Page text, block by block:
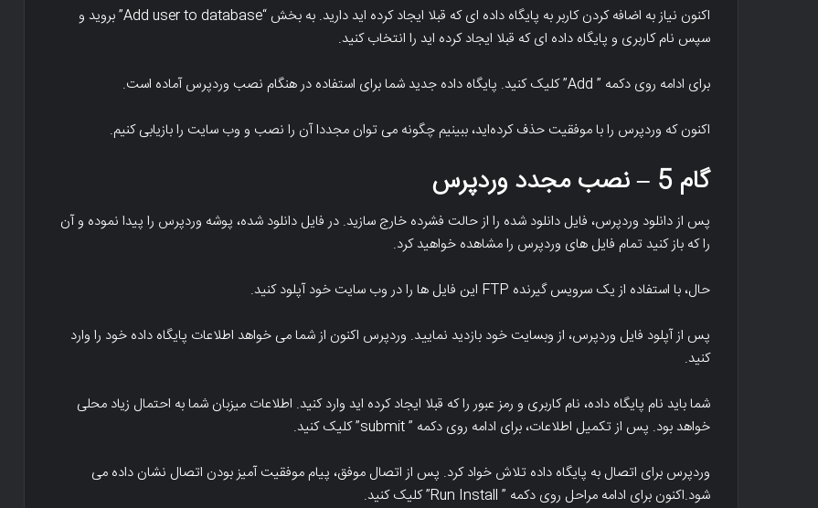
اکنون نیاز به اضافه کردن کاربر به پایگاه داده ای که قبلا ایجاد کرده اید دارید. به بخش “Add user to database” بروید و
سپس نام کاربری و پایگاه داده ای که قبلا ایجاد کرده اید را انتخاب کنید.
برای ادامه روی دکمه ” Add” کلیک کنید. پایگاه داده جدید شما برای استفاده در هنگام نصب وردپرس آماده است.
اکنون که وردپرس را با موفقیت حذف کرده‌اید، ببینیم چگونه می توان مجددا آن را نصب و وب سایت را بازیابی کنیم.
گام 5 – نصب مجدد وردپرس
پس از دانلود وردپرس، فایل دانلود شده را از حالت فشرده خارج سازید. در فایل دانلود شده، پوشه وردپرس را پیدا نموده و آن
را که باز کنید تمام فایل های وردپرس را مشاهده خواهید کرد.
حال، با استفاده از یک سرویس گیرنده FTP این فایل ها را در وب سایت خود آپلود کنید.
پس از آپلود فایل وردپرس، از وبسایت خود بازدید نمایید. وردپرس اکنون از شما می خواهد اطلاعات پایگاه داده خود را وارد
کنید.
شما باید نام پایگاه داده، نام کاربری و رمز عبور را که قبلا ایجاد کرده اید وارد کنید. اطلاعات میزبان شما به احتمال زیاد محلی
خواهد بود. پس از تکمیل اطلاعات، برای ادامه روی دکمه ” submit” کلیک کنید.
وردپرس برای اتصال به پایگاه داده تلاش خواد کرد. پس از اتصال موفق، پیام موفقیت آمیز بودن اتصال نشان داده می
شود.اکنون برای ادامه مراحل روی دکمه ” Run Install” کلیک کنید.